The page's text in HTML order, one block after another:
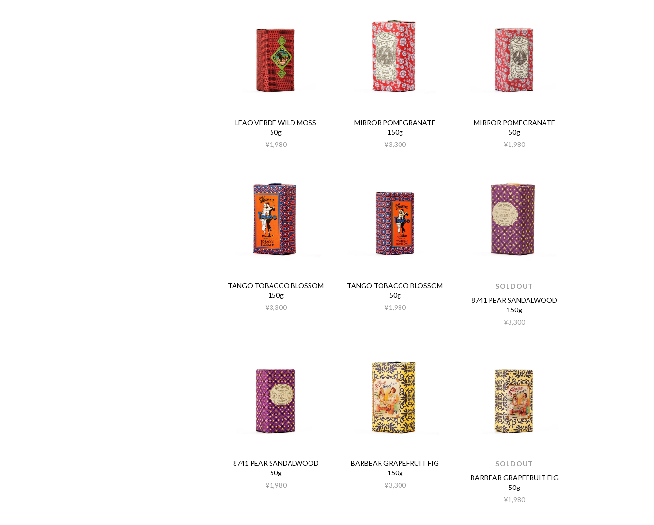
LEAO VERDE WILD MOSS
50g
¥1,980
MIRROR POMEGRANATE
150g
¥3,300
MIRROR POMEGRANATE
50g
¥1,980
TANGO TOBACCO BLOSSOM
150g
¥3,300
TANGO TOBACCO BLOSSOM
50g
¥1,980
SOLDOUT
8741 PEAR SANDALWOOD
150g
¥3,300
8741 PEAR SANDALWOOD
50g
¥1,980
BARBEAR GRAPEFRUIT FIG
150g
¥3,300
SOLDOUT
BARBEAR GRAPEFRUIT FIG
50g
¥1,980